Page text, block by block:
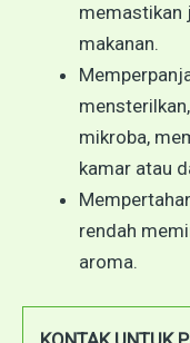
memastikan
makanan.
mikroba,
kamar atau
rendah
aroma.